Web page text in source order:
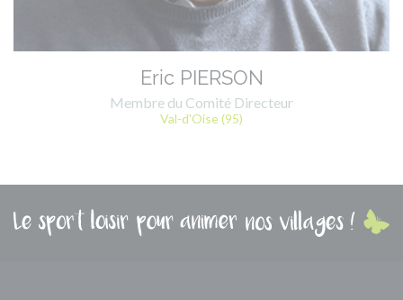
Eric PIERSON
Membre du Comité Directeur
Val-d'Oise (95)